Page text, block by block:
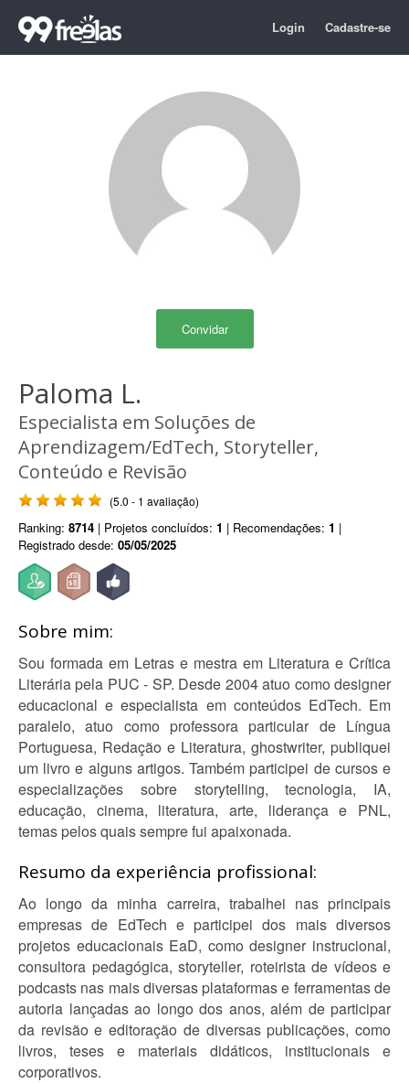
Login Cadastre-se
Convidar
Paloma L.
Especialista em Soluções de
Aprendizagem/EdTech, Storyteller,
Conteúdo e Revisão
(5.0 - 1 avaliação)
Ranking: 8714 | Projetos concluídos: 1 | Recomendações: 1 |
Registrado desde: 05/05/2025
Sobre mim:
Sou formada em Letras e mestra em Literatura e Crítica
Literária pela PUC - SP. Desde 2004 atuo como designer
educacional e especialista em conteúdos EdTech. Em
paralelo, atuo como professora particular de Língua
Portuguesa, Redação e Literatura, ghostwriter, publiquei
um livro e alguns artigos. Também participei de cursos e
especializações sobre storytelling, tecnologia, IA,
educação, cinema, literatura, arte, liderança e PNL,
temas pelos quais sempre fui apaixonada.
Resumo da experiência profissional:
Ao longo da minha carreira, trabalhei nas principais
empresas de EdTech e participei dos mais diversos
projetos educacionais EaD, como designer instrucional,
consultora pedagógica, storyteller, roteirista de vídeos e
podcasts nas mais diversas plataformas e ferramentas de
autoria lançadas ao longo dos anos, além de participar
da revisão e editoração de diversas publicações, como
livros, teses e materiais didáticos, institucionais e
corporativos.